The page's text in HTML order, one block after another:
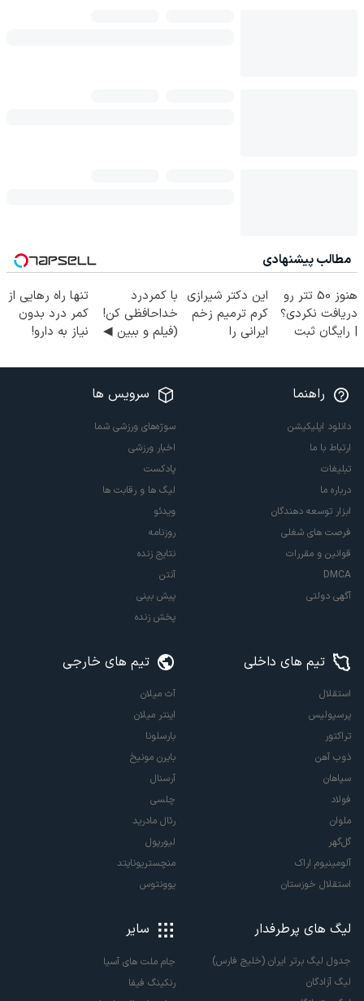
مطالب پیشنهادی
هنوز 50 تتر رو
دریافت نکردی؟
| رایگان ثبت
شروع کن!
این دکتر شیرازی
کرم ترمیم زخم
ایرانی را
با کمردرد
خداحافظی کن!
(فیلم و ببین ◀
پرکن)
تنها راه رهایی از
کمر درد بدون
نیاز به دارو!
راهنما
دانلود اپلیکیشن
ارتباط با ما
تبلیغات
درباره ما
ابزار توسعه دهندگان
فرصت های شغلی
قوانین و مقررات
DMCA
آگهی دولتی
سرویس ها
سوژه‌های ورزشی شما
اخبار ورزشی
پادکست
لیگ ها و رقابت ها
ویدئو
روزنامه
نتایج زنده
آنتن
پیش بینی
پخش زنده
تیم های داخلی
استقلال
پرسپولیس
تراکتور
ذوب آهن
سپاهان
فولاد
ملوان
گل‌گهر
آلومینیوم اراک
استقلال خوزستان
تیم های خارجی
آث میلان
اینتر میلان
بارسلونا
بایرن مونیخ
آرسنال
چلسی
رئال مادرید
لیورپول
منچستریونایتد
یوونتوس
لیگ های پرطرفدار
جدول لیگ برتر ایران (خلیج فارس)
لیگ آزادگان
سایر
جام ملت های آسیا
رنکینگ فیفا